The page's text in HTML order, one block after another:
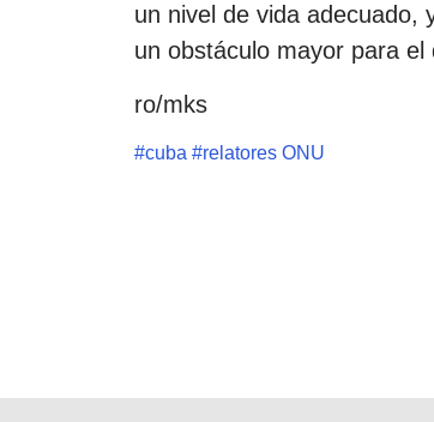
un nivel de vida adecuado,
un obstáculo mayor para el
ro/mks
#cuba #relatores ONU